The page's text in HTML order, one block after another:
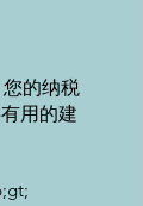
的纳税
用的建